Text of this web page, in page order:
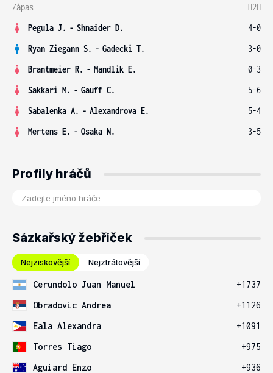
Zápas
H2H
Pegula J. - Shnaider D.
4-0
Ryan Ziegann S. - Gadecki T.
3-0
Brantmeier R. - Mandlik E.
0-3
Sakkari M. - Gauff C.
5-6
Sabalenka A. - Alexandrova E.
5-4
Mertens E. - Osaka N. 3-5
Profily hráčů
Sázkařský žebříček
Nejziskovější Nejztrátovější
Cerundolo Juan Manuel
+1737
Obradovic Andrea
+1126
Eala Alexandra
+1091
Torres Tiago
+975
Aguiard Enzo
+936